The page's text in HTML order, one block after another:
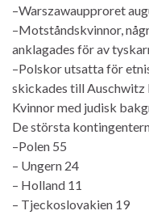
–Warszawaupproret
–Motståndskvinnor,
anklagades för av
–Polskor utsatta för
skickades till Auschwitz
Kvinnor med judisk
De största
–Polen 55
– Ungern 24
– Holland 11
– Tjeckoslovakien 19